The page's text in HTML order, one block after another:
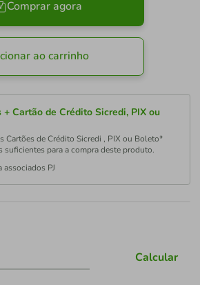
Comprar agora
ao carrinho
+ Cartão de Crédito Sicredi, PIX ou
Cartões de Crédito Sicredi , PIX ou Boleto*
suficientes para a compra deste produto.
PJ
Calcular